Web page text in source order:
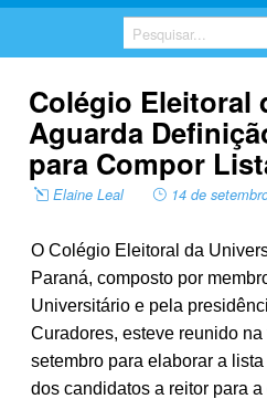
Colégio Eleitoral
Aguarda
para Compor
Elaine Leal
O Colégio Eleitoral da
Paraná, composto por
Universitário e pela
Curadores, esteve reunido
setembro para elaborar a
dos candidatos a reitor para